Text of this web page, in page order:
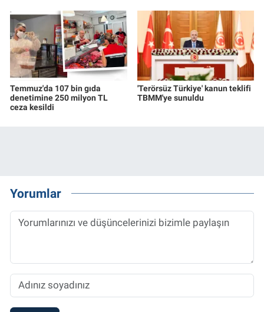
Temmuz'da 107 bin gıda
denetimine 250 milyon TL
ceza kesildi
'Terörsüz Türkiye' kanun teklifi
TBMM'ye sunuldu
Yorumlar